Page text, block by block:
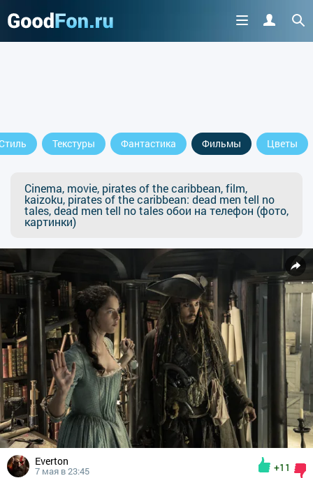
Текстуры Фантастика Фильмы Цветы
Cinema, movie, pirates of the caribbean, film,
kaizoku, pirates of the caribbean: dead men tell no
tales, dead men tell no tales обои на телефон (фото,
картинки)
Everton
7 мая в 23:45 +11